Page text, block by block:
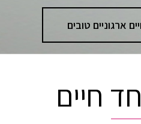
שלנו אפשר